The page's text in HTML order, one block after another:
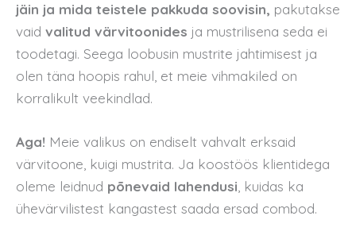
jäin ja mida teistele pakkuda soovisin, pakutakse
vaid valitud värvitoonides ja mustrilisena seda ei
toodetagi. Seega loobusin mustrite jahtimisest ja
olen täna hoopis rahul, et meie vihmakiled on
korralikult veekindlad.
Aga! Meie valikus on endiselt vahvalt erksaid
värvitoone, kuigi mustrita. Ja koostöös klientidega
oleme leidnud põnevaid lahendusi, kuidas ka
ühevärvilistest kangastest saada ersad combod.